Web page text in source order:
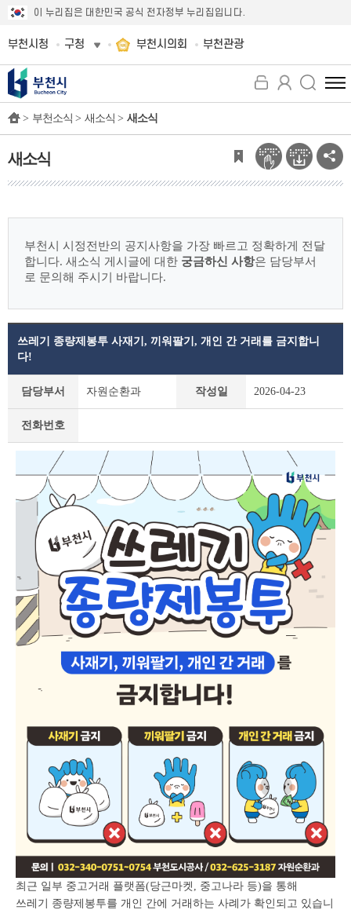
이 누리집은 대한민국 공식 전자정부 누리집입니다.
부천시청 구청 부천시의회 부천관광
전
체
뉴
보
기
> 부천소식 > 새소식 > 새소식
새소식
부천시 시정전반의 공지사항을 가장 빠르고 정확하게 전달
합니다. 새소식 게시글에 대한 궁금하신 사항은 담당부서
로 문의해 주시기 바랍니다.
세
회
쓰레기 종량제봉투 사재기, 끼워팔기, 개인 간 거래를 금지합니
다!
담당부서 자원순환과 작성일 2026-04-23
전화번호
최근 일부 중고거래 플랫폼(당근마켓, 중고나라 등)을 통해
쓰레기 종량제봉투를 개인 간에 거래하는 사례가 확인되고 있습니